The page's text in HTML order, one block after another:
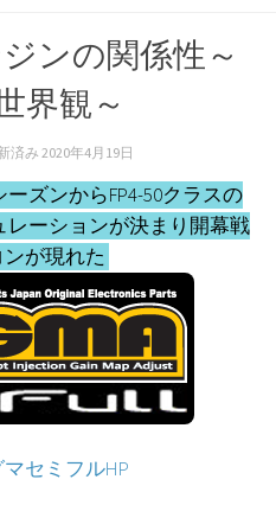
ンの関係性～
界観～
済み2020年4月19日
ズンからFP4-50クラスの
ーションが決まり開幕戦
が現れた
セミフルHP